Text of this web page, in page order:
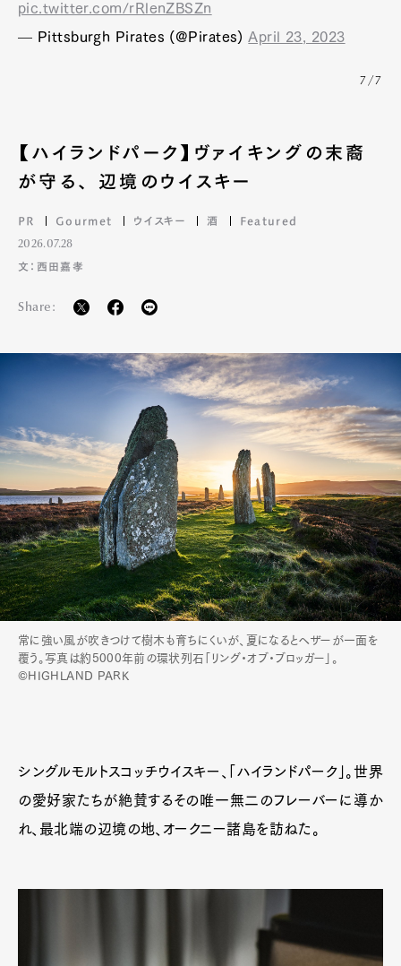
pic.twitter.com/rRlenZBSZn
— Pittsburgh Pirates (@Pirates) April 23, 2023
7/7
【ハイランドパーク】ヴァイキングの末裔
が守る、 辺境のウイスキー
PR Gourmet ウイスキー 酒 Featured
2026.07.28
文：西田嘉孝
Share:
常に強い風が吹きつけて樹木も育ちにくいが、夏になるとヘザーが一面を
覆う。写真は約5000年前の環状列石「リング・オブ・ブロッガー」。
©HIGHLAND PARK
シングルモルトスコッチウイスキー、「ハイランドパーク」。世界
の愛好家たちが絶賛するその唯一無二のフレーバーに導か
れ、最北端の辺境の地、オークニー諸島を訪ねた。